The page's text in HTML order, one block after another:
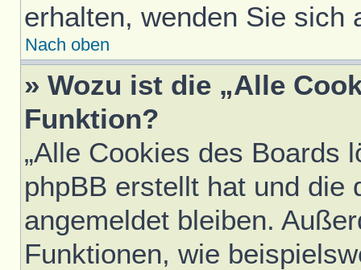
erhalten, wenden Sie sich
Nach oben
» Wozu ist die „Alle
Funktion?
„Alle Cookies des Boards
phpBB erstellt hat und die
angemeldet bleiben.
Funktionen, wie